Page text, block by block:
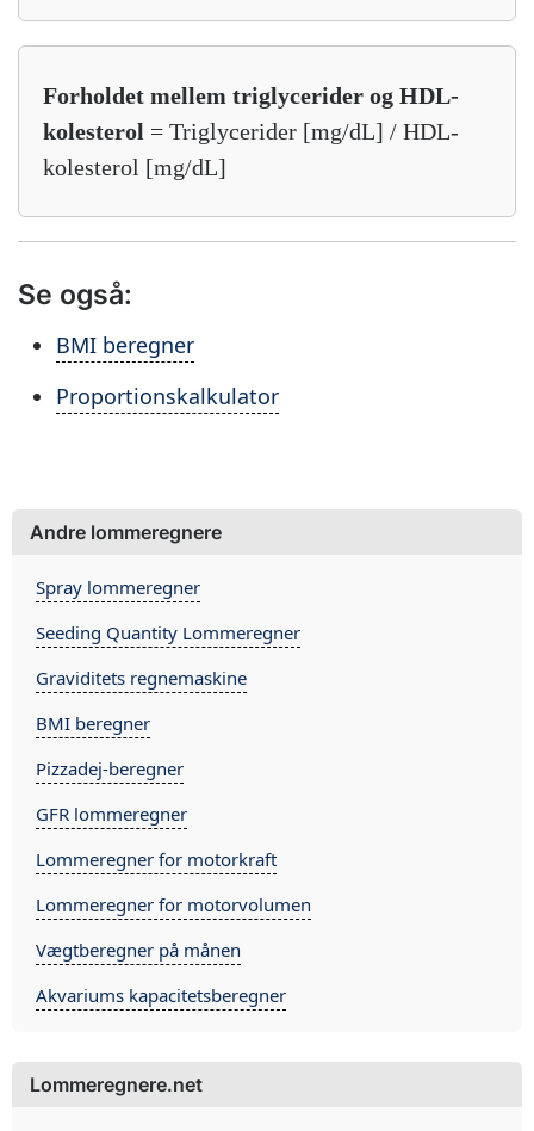
Forholdet mellem triglycerider og HDL-
kolesterol = Triglycerider [mg/dL] / HDL-
kolesterol [mg/dL]
Se også:
BMI beregner
Proportionskalkulator
Andre lommeregnere
Spray lommeregner
Seeding Quantity Lommeregner
Graviditets regnemaskine
BMI beregner
Pizzadej-beregner
GFR lommeregner
Lommeregner for motorkraft
Lommeregner for motorvolumen
Vægtberegner på månen
Akvariums kapacitetsberegner
Lommeregnere.net